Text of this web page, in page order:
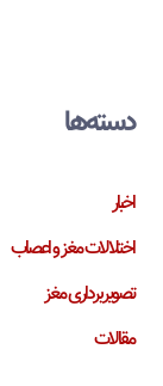
دسته‌ها
اخبار
اختلالات مغز و اعصاب
تصویربرداری مغز
مقالات